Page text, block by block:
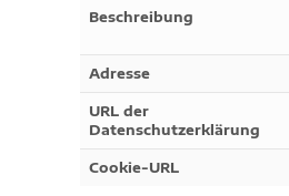
Beschreibung
Adresse
URL der
Datenschutzerklärung
Cookie-URL